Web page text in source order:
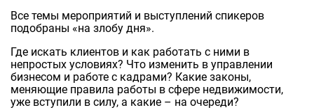
Все темы мероприятий и выступлений спикеров
подобраны «на злобу дня».
Где искать клиентов и как работать с ними в
непростых условиях? Что изменить в управлении
бизнесом и работе с кадрами? Какие законы,
меняющие правила работы в сфере недвижимости,
уже вступили в силу, а какие – на очереди?